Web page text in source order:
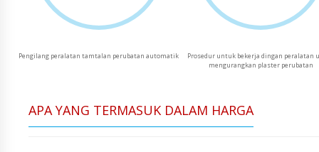
Pengilang peralatan tamtalan perubatan automatik
Prosedur untuk bekerja dingan peralatan
mengurangkan plaster perubatan
APA YANG TERMASUK DALAM HARGA